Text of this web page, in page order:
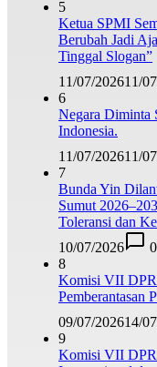
5
Ketua SPMI
Berubah Jadi
Tinggal Slogan”
11/07/202611/
6
Negara Diminta
Indonesia.
11/07/202611/
7
Bunda Yin
Sumut
Toleransi dan
10/07/2026
0
8
Komisi VII DPR
Pemberantasan
09/07/202614/
9
Komisi VII